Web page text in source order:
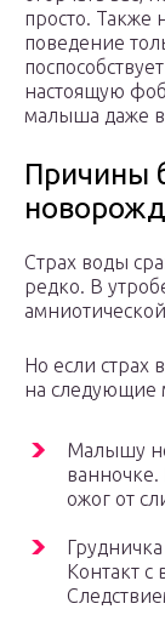
просто. Также
поведение
настоящую
малыша даже
Причины
Страх воды
редко. В
Но если страх
на следующие
Малышу
ванночке.
ожог от
Контакт с